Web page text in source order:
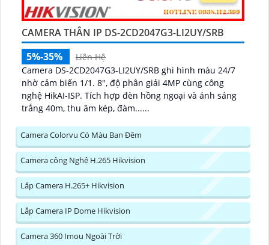
CAMERA THÂN IP DS-2CD2047G3-LI2UY/SRB
5%-35%
Liên Hệ
Camera DS-2CD2047G3-LI2UY/SRB ghi hình màu 24/7
nhờ cảm biến 1/1. 8", độ phân giải 4MP cùng công
nghệ HikAI-ISP. Tích hợp đèn hồng ngoại và ánh sáng
trắng 40m, thu âm kép, đàm......
Camera Colorvu Có Màu Ban Đêm
Camera công Nghệ H.265 Hikvision
Lắp Camera H.265+ Hikvision
Lắp Camera IP Dome Hikvision
Camera 360 Imou Ngoài Trời